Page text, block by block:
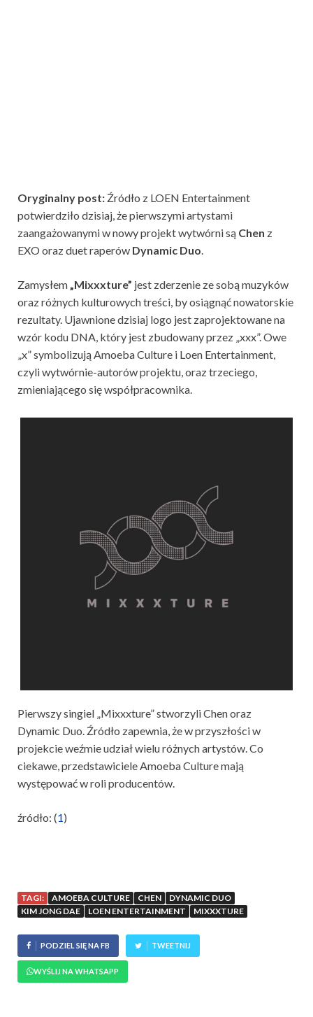
Oryginalny post: Źródło z LOEN Entertainment
potwierdziło dzisiaj, że pierwszymi artystami
zaangażowanymi w nowy projekt wytwórni są Chen z
EXO oraz duet raperów Dynamic Duo.
Zamysłem„Mixxxture” jest zderzenie ze sobą muzyków
oraz różnych kulturowych treści, by osiągnąć nowatorskie
rezultaty. Ujawnione dzisiaj logo jest zaprojektowane na
wzór kodu DNA, który jest zbudowany przez „xxx”. Owe
„x” symbolizują Amoeba Culture i Loen Entertainment,
czyli wytwórnie-autorów projektu, oraz trzeciego,
zmieniającego się współpracownika.
Pierwszy singiel „Mixxxture” stworzyli Chen oraz
Dynamic Duo. Źródło zapewnia, że w przyszłości w
projekcie weźmie udział wielu różnych artystów. Co
ciekawe, przedstawiciele Amoeba Culture mają
występować w roli producentów.
źródło: (1)
TAGI: AMOEBA CULTURE CHEN
DYNAMIC DUO
KIM JONG DAE
LOEN ENTERTAINMENT MIXXXTURE
PODZIEL SIĘ NA FB TWEETNIJ
WYŚLIJ NA WHATSAPP